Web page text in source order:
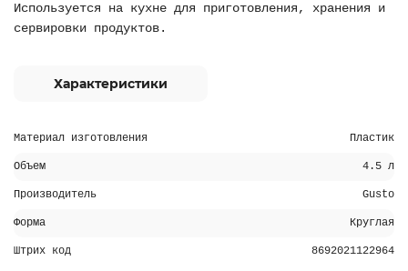
Используется на кухне для приготовления, хранения и
сервировки продуктов.
Характеристики
Материал изготовления Пластик
Объем 4.5 л
Производитель Gusto
Форма Круглая
Штрих код 8692021122964